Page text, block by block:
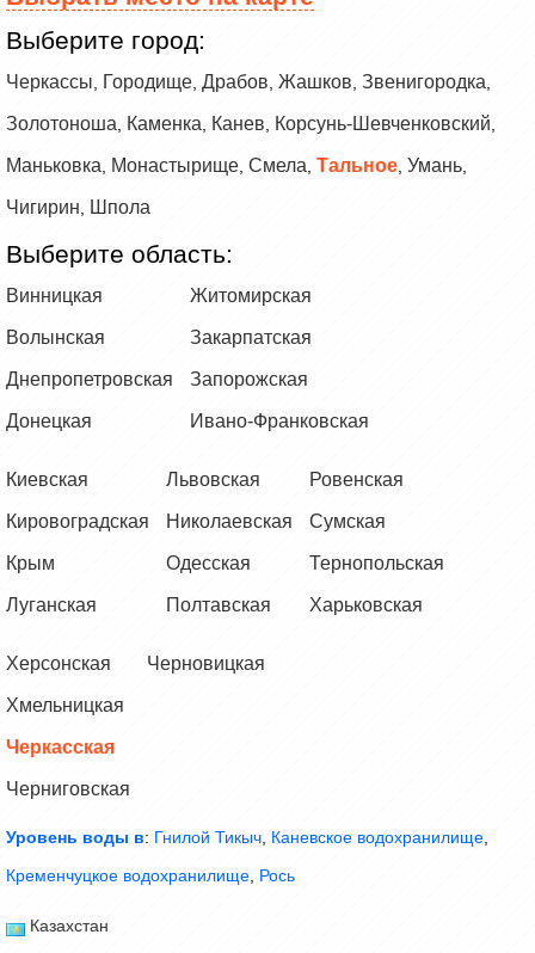
Выберите город:
Черкассы Городище Драбов Жашков Звенигородка
Золотоноша Каменка Канев Корсунь-Шевченковский
Маньковка Монастырище Смела Тальное Умань
Чигирин Шпола
Выберите область:
Винницкая
Волынская
Днепропетровская
Донецкая
Житомирская
Закарпатская
Запорожская
Ивано-Франковская
Киевская
Кировоградская
Крым
Луганская
Львовская
Николаевская
Одесская
Полтавская
Ровенская
Сумская
Тернопольская
Харьковская
Херсонская
Хмельницкая
Черкасская
Черниговская
Черновицкая
Уровень воды в: Гнилой Тикыч Каневское водохранилище
Кременчуцкое водохранилище Рось
Казахстан